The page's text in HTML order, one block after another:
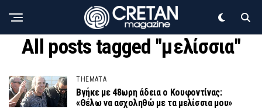
All posts tagged "μελίσσια"
THEMATA
Βγήκε με 48ωρη άδεια ο Κουφοντίνας:
«Θέλω να ασχοληθώ με τα μελίσσια μου»